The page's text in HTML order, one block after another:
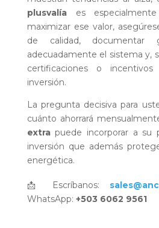
plusvalíaes especialmente
maximizar ese valor,
de calidad, documentar
adecuadamente el sistema y,
certificaciones o
inversión.
La pregunta decisiva para
cuánto ahorrará
extrapuede incorporar a su
inversión que además
energética.
📩 Escríbanos:
WhatsApp: +503 6062 9561